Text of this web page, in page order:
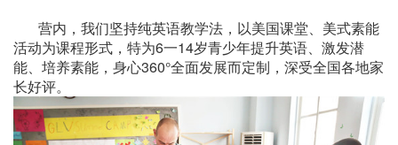
营内，我们坚持纯英语教学法，以美国课堂、美式素能
活动为课程形式，特为6一14岁青少年提升英语、激发潜
能、培养素能，身心360°全面发展而定制，深受全国各地家
长好评。